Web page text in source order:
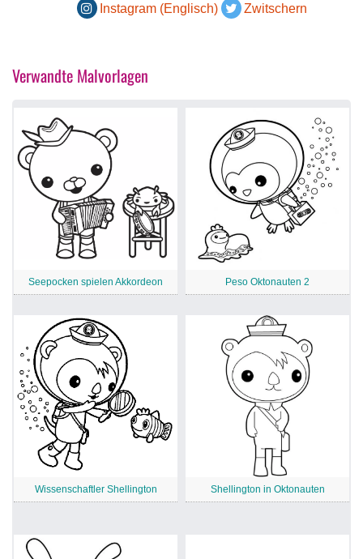
Instagram (Englisch)
Zwitschern
Verwandte Malvorlagen
Seepocken spielen Akkordeon Peso Oktonauten 2
Wissenschaftler Shellington Shellington in Oktonauten